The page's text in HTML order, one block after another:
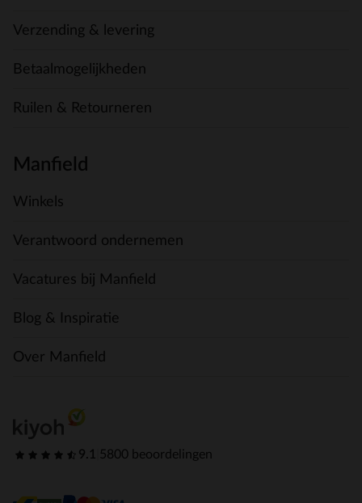
Verzending & levering
Betaalmogelijkheden
Ruilen & Retourneren
Manfield
Winkels
Verantwoord ondernemen
Vacatures bij Manfield
Blog & Inspiratie
Over Manfield
9.1 5800 beoordelingen